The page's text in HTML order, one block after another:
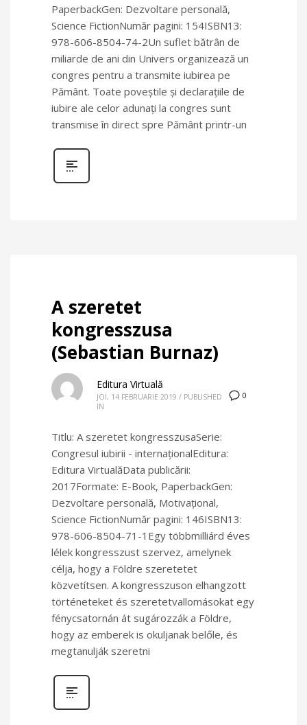
PaperbackGen: Dezvoltare personală,
Science FictionNumăr pagini: 154ISBN13:
978-606-8504-74-2Un suflet bătrân de
miliarde de ani din Univers organizează un
congres pentru a transmite iubirea pe
Pământ. Toate poveştile şi declaraţiile de
iubire ale celor adunaţi la congres sunt
transmise în direct spre Pământ printr-un
A szeretet
kongresszusa
(Sebastian Burnaz)
0
Editura Virtuală
JOI, 14 FEBRUARIE 2019 / PUBLISHED
IN
Titlu: A szeretet kongresszusaSerie:
Congresul iubirii - internaționalEditura:
Editura VirtualăData publicării:
2017Formate: E-Book, PaperbackGen:
Dezvoltare personală, Motivațional,
Science FictionNumăr pagini: 146ISBN13:
978-606-8504-71-1Egy többmilliárd éves
lélek kongresszust szervez, amelynek
célja, hogy a Földre szeretetet
közvetítsen. A kongresszuson elhangzott
történeteket és szeretetvallomásokat egy
fénycsatornán át sugározzák a Földre,
hogy az emberek is okuljanak belőle, és
megtanulják szeretni